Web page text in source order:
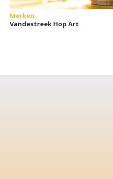
Merken
Vandestreek Hop Art